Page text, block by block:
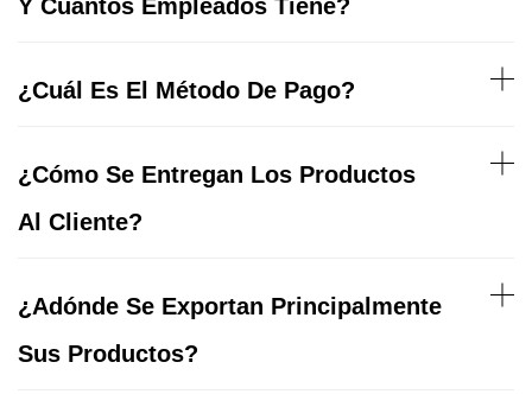
Y Cuántos Empleados Tiene?
¿Cuál Es El Método De Pago?
¿Cómo Se Entregan Los Productos
Al Cliente?
¿Adónde Se Exportan Principalmente
Sus Productos?